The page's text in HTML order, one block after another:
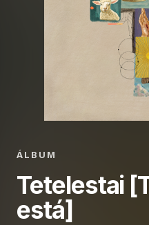
ÁLBUM
Tetelestai
está]